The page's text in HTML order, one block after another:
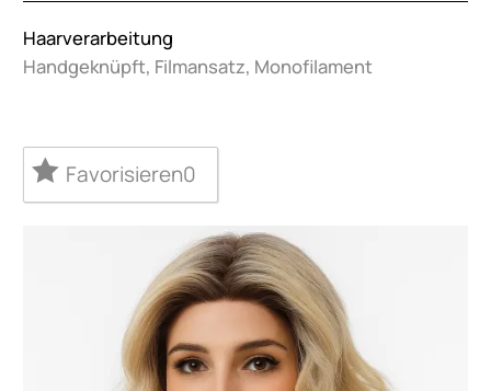
Haarverarbeitung
Handgeknüpft, Filmansatz, Monofilament
Favorisieren0